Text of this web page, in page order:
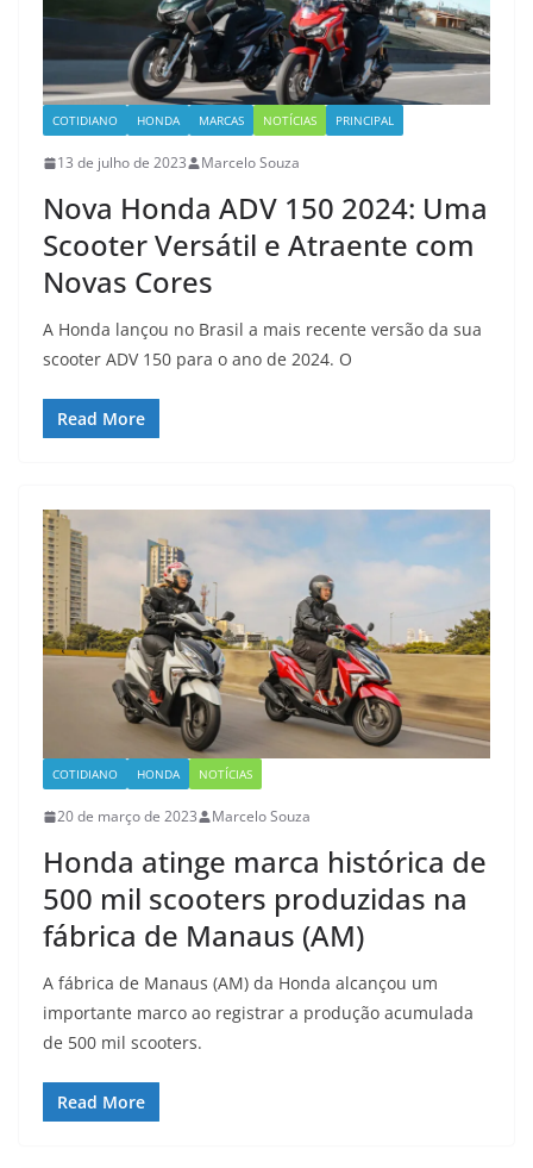
COTIDIANO HONDA MARCAS NOTÍCIAS PRINCIPAL
13 de julho de 2023 Marcelo Souza
Nova Honda ADV 150 2024: Uma
Scooter Versátil e Atraente com
Novas Cores
A Honda lançou no Brasil a mais recente versão da sua
scooter ADV 150 para o ano de 2024. O
Read More
COTIDIANO HONDA NOTÍCIAS
20 de março de 2023 Marcelo Souza
Honda atinge marca histórica de
500 mil scooters produzidas na
fábrica de Manaus (AM)
A fábrica de Manaus (AM) da Honda alcançou um
importante marco ao registrar a produção acumulada
de 500 mil scooters.
Read More